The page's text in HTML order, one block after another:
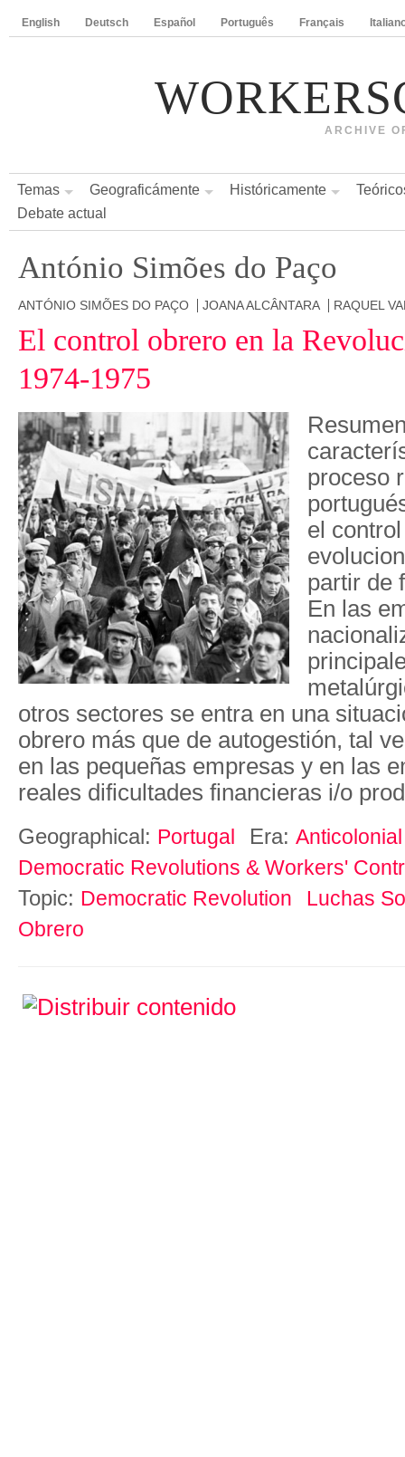
English Deutsch Español Português Français
ARCHIVE
Temas Geograficámente Históricamente
Debate actual
António Simões do Paço
ANTÓNIO SIMÕES DO PAÇO JOANA ALCÂNTARA RAQUEL
El control obrero en la
1974-1975
proceso
el
partir de
En las
otros sectores se entra en una
obrero más que de autogestión, tal
en las pequeñas empresas y en las
reales dificultades financieras i/o
Geographical: Portugal Era:
Democratic Revolutions & Workers'
Topic: Democratic Revolution
Luchas
Obrero